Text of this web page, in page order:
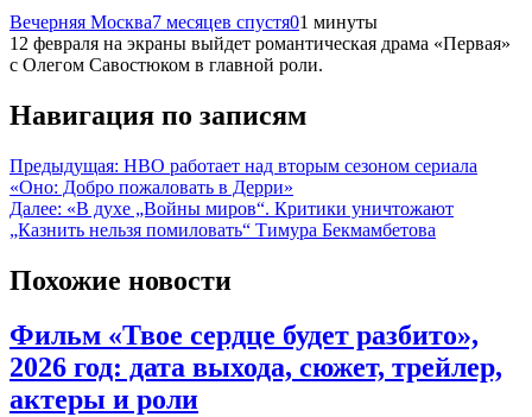
Вечерняя Москва7 месяцев спустя01 минуты
12 февраля на экраны выйдет романтическая драма «Первая»
с Олегом Савостюком в главной роли.
Навигация по записям
Предыдущая: HBO работает над вторым сезоном сериала
«Оно: Добро пожаловать в Дерри»
Далее: «В духе „Войны миров“. Критики уничтожают
„Казнить нельзя помиловать“ Тимура Бекмамбетова
Похожие новости
Фильм «Твое сердце будет разбито»,
2026 год: дата выхода, сюжет, трейлер,
актеры и роли